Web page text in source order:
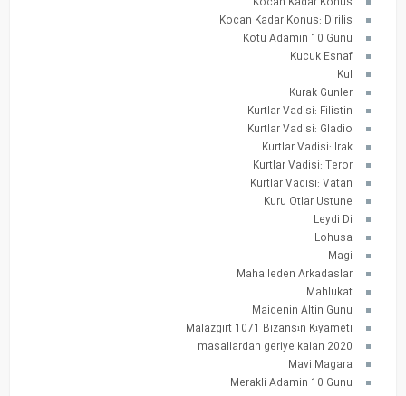
Kocan Kadar Konus: Dirilis
Kotu Adamin 10 Gunu
Kucuk Esnaf
Kul
Kurak Gunler
Kurtlar Vadisi: Filistin
Kurtlar Vadisi: Gladio
Kurtlar Vadisi: Irak
Kurtlar Vadisi: Teror
Kurtlar Vadisi: Vatan
Kuru Otlar Ustune
Leydi Di
Lohusa
Magi
Mahalleden Arkadaslar
Mahlukat
Maidenin Altin Gunu
Malazgirt 1071 Bizansın Kıyameti
masallardan geriye kalan 2020
Mavi Magara
Merakli Adamin 10 Gunu